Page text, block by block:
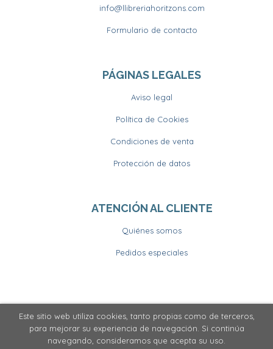
info@llibreriahoritzons.com
Formulario de contacto
PÁGINAS LEGALES
Aviso legal
Política de Cookies
Condiciones de venta
Protección de datos
ATENCIÓN AL CLIENTE
Quiénes somos
Pedidos especiales
2026 © Llibrería Horitzons . Todos los Derechos
Reservados
Este sitio web utiliza cookies, tanto propias como de terceros,
para mejorar su experiencia de navegación. Si continúa
navegando, consideramos que acepta su uso.